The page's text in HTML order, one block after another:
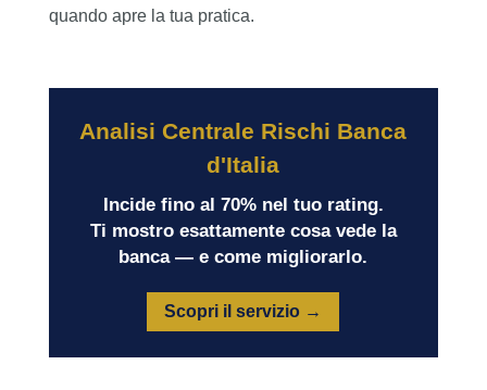
quando apre la tua pratica.
Analisi Centrale Rischi Banca
d'Italia
Incide fino al 70% nel tuo rating.
Ti mostro esattamente cosa vede la
banca — e come migliorarlo.
Scopri il servizio →